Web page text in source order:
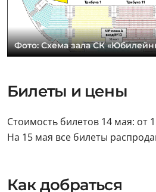
Фото: Схема зала СК
Билеты и цены
Стоимость билетов 14 мая: от
На 15 мая все билеты
Как добраться